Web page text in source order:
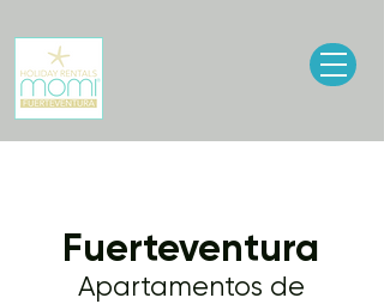
Fuerteventura
Apartamentos de